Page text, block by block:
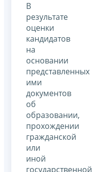
В
результате
оценки
кандидатов
на
основании
представленных
ими
документов
об
образовании,
прохождении
гражданской
или
иной
государственной